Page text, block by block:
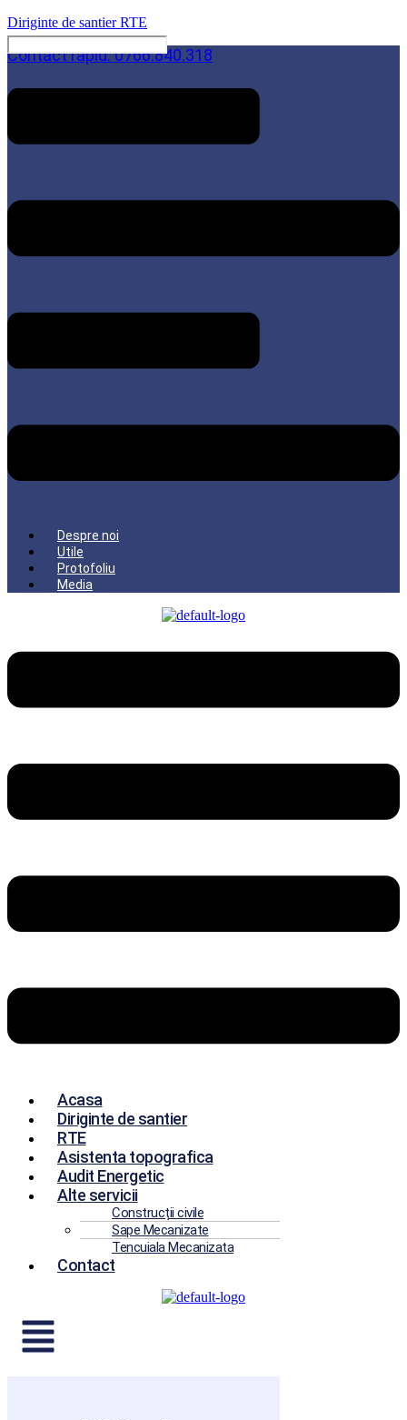
Diriginte de santier RTE
Contact rapid: 0766.840.318
Menu
Despre noi
Utile
Protofoliu
Media
Acasa
Diriginte de santier
RTE
Asistenta topografica
Audit Energetic
Alte servicii
Construcții civile
Sape Mecanizate
Tencuiala Mecanizata
Contact